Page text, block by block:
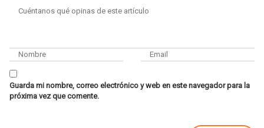
Guarda mi nombre, correo electrónico y web en este navegador para la
próxima vez que comente.